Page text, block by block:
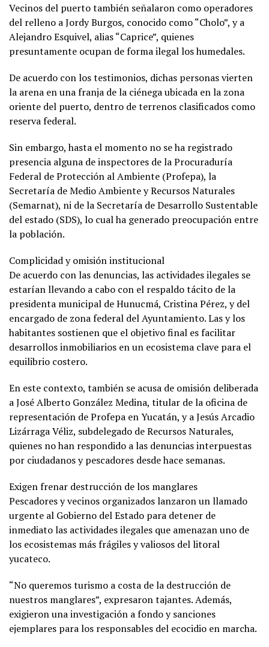
Vecinos del puerto también señalaron como operadores
del relleno a Jordy Burgos, conocido como “Cholo”, y a
Alejandro Esquivel, alias “Caprice”, quienes
presuntamente ocupan de forma ilegal los humedales.
De acuerdo con los testimonios, dichas personas vierten
la arena en una franja de la ciénega ubicada en la zona
oriente del puerto, dentro de terrenos clasificados como
reserva federal.
Sin embargo, hasta el momento no se ha registrado
presencia alguna de inspectores de la Procuraduría
Federal de Protección al Ambiente (Profepa), la
Secretaría de Medio Ambiente y Recursos Naturales
(Semarnat), ni de la Secretaría de Desarrollo Sustentable
del estado (SDS), lo cual ha generado preocupación entre
la población.
Complicidad y omisión institucional
De acuerdo con las denuncias, las actividades ilegales se
estarían llevando a cabo con el respaldo tácito de la
presidenta municipal de Hunucmá, Cristina Pérez, y del
encargado de zona federal del Ayuntamiento. Las y los
habitantes sostienen que el objetivo final es facilitar
desarrollos inmobiliarios en un ecosistema clave para el
equilibrio costero.
En este contexto, también se acusa de omisión deliberada
a José Alberto González Medina, titular de la oficina de
representación de Profepa en Yucatán, y a Jesús Arcadio
Lizárraga Véliz, subdelegado de Recursos Naturales,
quienes no han respondido a las denuncias interpuestas
por ciudadanos y pescadores desde hace semanas.
Exigen frenar destrucción de los manglares
Pescadores y vecinos organizados lanzaron un llamado
urgente al Gobierno del Estado para detener de
inmediato las actividades ilegales que amenazan uno de
los ecosistemas más frágiles y valiosos del litoral
yucateco.
“No queremos turismo a costa de la destrucción de
nuestros manglares”, expresaron tajantes. Además,
exigieron una investigación a fondo y sanciones
ejemplares para los responsables del ecocidio en marcha.